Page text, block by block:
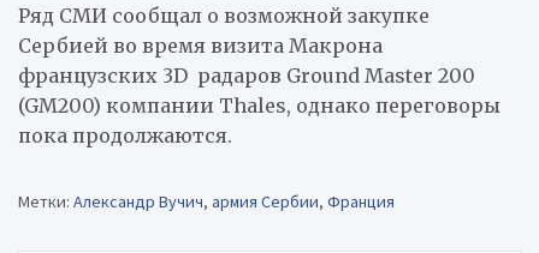
Ряд СМИ сообщал о возможной закупке
Сербией во время визита Макрона
французских 3D радаров Ground Master 200
(GM200) компании Thales, однако переговоры
пока продолжаются.
Метки: Александр Вучич, армия Сербии, Франция